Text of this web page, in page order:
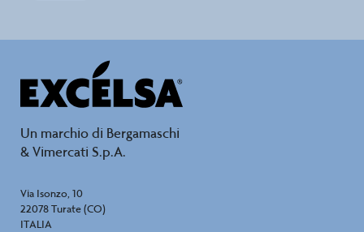
Un marchio di Bergamaschi
& Vimercati S.p.A.
Via Isonzo, 10
22078 Turate (CO)
ITALIA